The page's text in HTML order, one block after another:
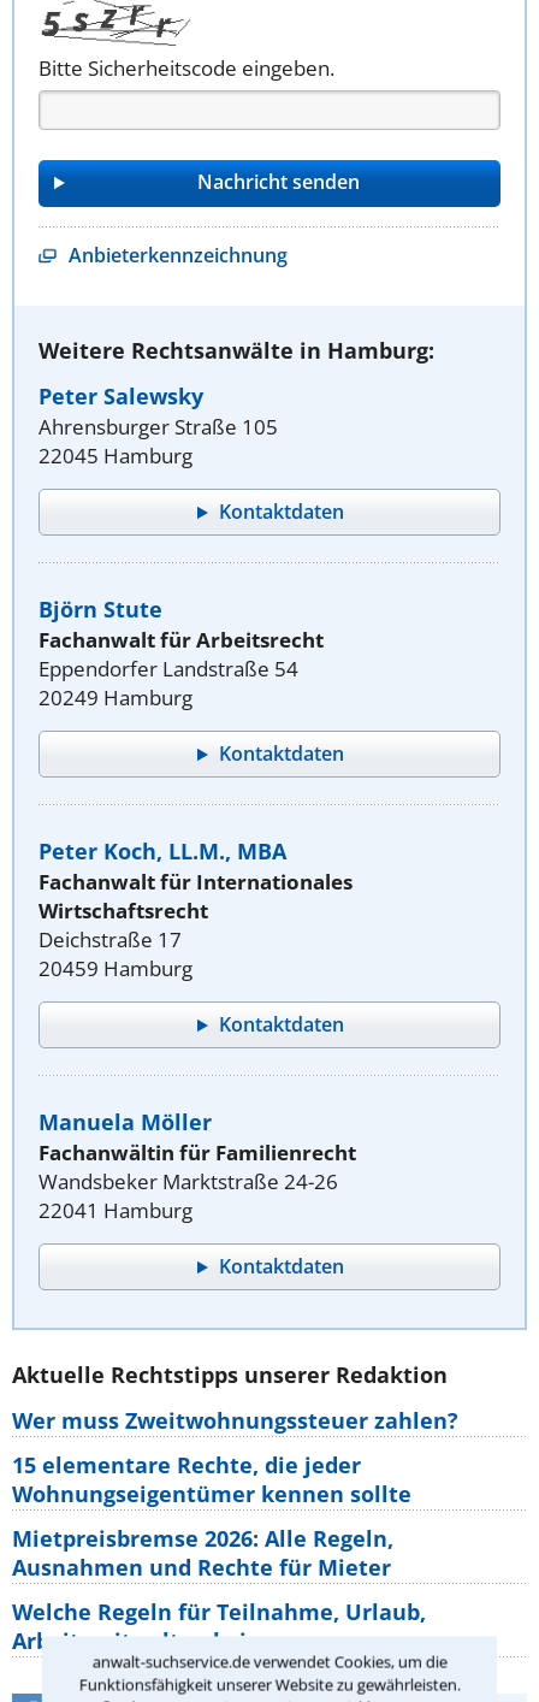
anwalt-suchservice.de verwendet Cookies, um die
Funktionsfähigkeit unserer Website zu gewährleisten.
Bitte Sicherheitscode eingeben.
Anbieterkennzeichnung
Weitere Rechtsanwälte in Hamburg:
Peter Salewsky
Ahrensburger Straße 105
22045 Hamburg
Kontaktdaten
Björn Stute
Fachanwalt für Arbeitsrecht
Eppendorfer Landstraße 54
20249 Hamburg
Kontaktdaten
Peter Koch, LL.M., MBA
Fachanwalt für Internationales
Wirtschaftsrecht
Deichstraße 17
20459 Hamburg
Kontaktdaten
Manuela Möller
Fachanwältin für Familienrecht
Wandsbeker Marktstraße 24-26
22041 Hamburg
Kontaktdaten
Aktuelle Rechtstipps unserer Redaktion
Wer muss Zweitwohnungssteuer zahlen?
15 elementare Rechte, die jeder
Wohnungseigentümer kennen sollte
Mietpreisbremse 2026: Alle Regeln,
Ausnahmen und Rechte für Mieter
Welche Regeln für Teilnahme, Urlaub,
Arbeitszeit gelten beim